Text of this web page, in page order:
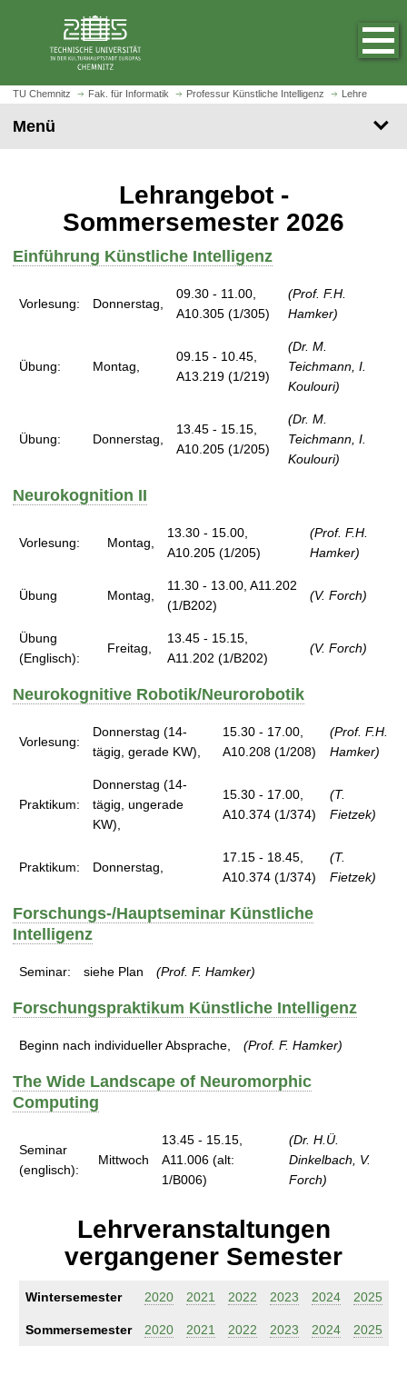
z
t
e
i
f
r
f
TU Chemnitz Fak. für Informatik Professur Künstliche Intelligenz Lehre
Menü
Lehrangebot -
Sommersemester 2026
Einführung Künstliche Intelligenz
Vorlesung: Donnerstag,
09.30 - 11.00,
A10.305 (1/305)
(Prof. F.H.
Hamker)
Übung: Montag,
09.15 - 10.45,
A13.219 (1/219)
(Dr. M.
Teichmann, I.
Koulouri)
Übung: Donnerstag,
13.45 - 15.15,
A10.205 (1/205)
(Dr. M.
Teichmann, I.
Koulouri)
Neurokognition II
Vorlesung: Montag,
13.30 - 15.00,
A10.205 (1/205)
(Prof. F.H.
Hamker)
Übung Montag,
11.30 - 13.00, A11.202
(1/B202)
(V. Forch)
Übung
(Englisch):
Freitag,
13.45 - 15.15,
A11.202 (1/B202)
(V. Forch)
Neurokognitive Robotik/Neurorobotik
Vorlesung:
Donnerstag (14-
tägig, gerade KW),
15.30 - 17.00,
A10.208 (1/208)
(Prof. F.H.
Hamker)
Praktikum:
Donnerstag (14-
tägig, ungerade
KW),
15.30 - 17.00,
A10.374 (1/374)
(T.
Fietzek)
Praktikum: Donnerstag,
17.15 - 18.45,
A10.374 (1/374)
(T.
Fietzek)
Forschungs-/Hauptseminar Künstliche
Intelligenz
Seminar: siehe Plan (Prof. F. Hamker)
Forschungspraktikum Künstliche Intelligenz
Beginn nach individueller Absprache, (Prof. F. Hamker)
The Wide Landscape of Neuromorphic
Computing
Seminar
(englisch):
Mittwoch
13.45 - 15.15,
A11.006 (alt:
1/B006)
(Dr. H.Ü.
Dinkelbach, V.
Forch)
Lehrveranstaltungen
vergangener Semester
Wintersemester 2020 2021 2022 2023 2024 2025
Sommersemester 2020 2021 2022 2023 2024 2025